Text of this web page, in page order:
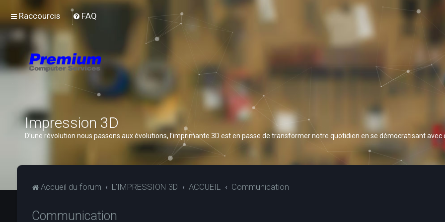
Raccourcis FAQ
Impression 3D
D’une révolution nous passons aux évolutions, l’imprimante 3D est en passe de transformer notre quotidien en se démocratisant
Accueil du forum L'IMPRESSION 3D ACCUEIL Communication
Communication